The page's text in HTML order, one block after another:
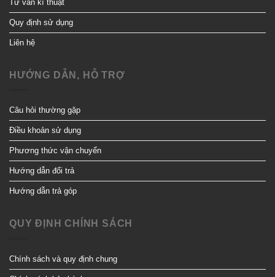
Tư vấn kĩ thuật
Quy định sử dụng
Liên hệ
HƯỚNG DẪN, HỖ TRỢ
Câu hỏi thường gặp
Điều khoản sử dụng
Phương thức vận chuyển
Hướng dẫn đổi trả
Hướng dẫn trả góp
QUY ĐỊNH CHÍNH SÁCH
Chính sách và quy định chung